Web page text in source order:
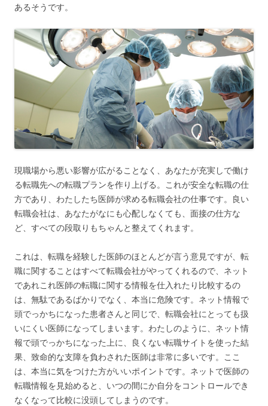
あるそうです。
現職場から悪い影響が広がることなく、あなたが充実しで働け
る転職先への転職プランを作り上げる。これが安全な転職の仕
方であり、わたしたち医師が求める転職会社の仕事です。良い
転職会社は、あなたがなにも心配しなくても、面接の仕方な
ど、すべての段取りもちゃんと整えてくれます。
これは、転職を経験した医師のほとんどが言う意見ですが、転
職に関することはすべて転職会社がやってくれるので、ネット
であれこれ医師の転職に関する情報を仕入れたり比較するの
は、無駄であるばかりでなく、本当に危険です。ネット情報で
頭でっかちになった患者さんと同じで、転職会社にとっても扱
いにくい医師になってしまいます。わたしのように、ネット情
報で頭でっかちになった上に、良くない転職サイトを使った結
果、致命的な支障を負わされた医師は非常に多いです。ここ
は、本当に気をつけた方がいいポイントです。ネットで医師の
転職情報を見始めると、いつの間にか自分をコントロールでき
なくなって比較に没頭してしまうのです。